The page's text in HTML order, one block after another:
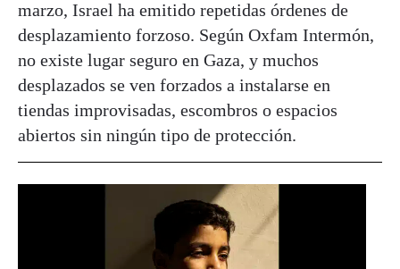
marzo, Israel ha emitido repetidas órdenes de
desplazamiento forzoso. Según Oxfam Intermón,
no existe lugar seguro en Gaza, y muchos
desplazados se ven forzados a instalarse en
tiendas improvisadas, escombros o espacios
abiertos sin ningún tipo de protección.